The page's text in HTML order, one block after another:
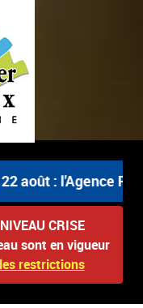
août : l'Agence
CRISE
sont en vigueur
restrictions